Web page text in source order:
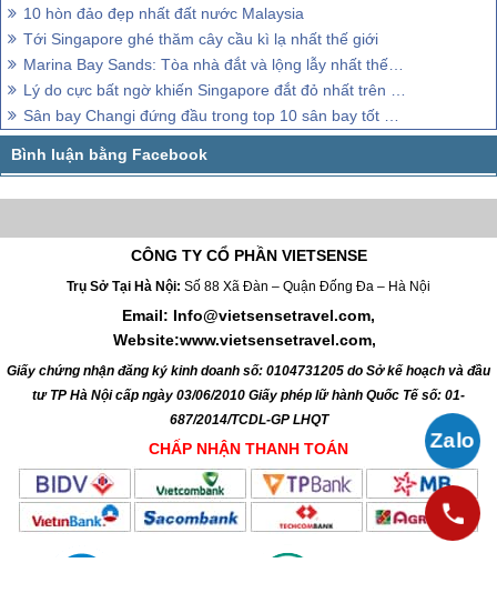
10 hòn đảo đẹp nhất đất nước Malaysia
Tới Singapore ghé thăm cây cầu kì lạ nhất thế giới
Marina Bay Sands: Tòa nhà đắt và lộng lẫy nhất thế giới
Lý do cực bất ngờ khiến Singapore đắt đỏ nhất trên thế giới
Sân bay Changi đứng đầu trong top 10 sân bay tốt nhất thế giới
CÔNG TY CỔ PHẦN VIETSENSE
Trụ Sở Tại Hà Nội: Số 88 Xã Đàn – Quận Đống Đa – Hà Nội
Email: Info@vietsensetravel.com,
Website:www.vietsensetravel.com,
Giấy chứng nhận đăng ký kinh doanh số: 0104731205 do Sở kế hoạch và đầu
tư TP Hà Nội cấp ngày 03/06/2010 Giấy phép lữ hành Quốc Tế số: 01-
687/2014/TCDL-GP LHQT
CHẤP NHẬN THANH TOÁN